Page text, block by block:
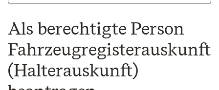
Als berechtigte Person
Fahrzeugregisterauskunft
(Halterauskunft)